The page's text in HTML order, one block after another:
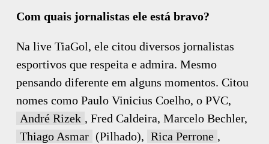
Com quais jornalistas ele está bravo?
Na live TiaGol, ele citou diversos jornalistas
esportivos que respeita e admira. Mesmo
pensando diferente em alguns momentos. Citou
nomes como Paulo Vinicius Coelho, o PVC,
André Rizek , Fred Caldeira, Marcelo Bechler,
Thiago Asmar (Pilhado), Rica Perrone ,